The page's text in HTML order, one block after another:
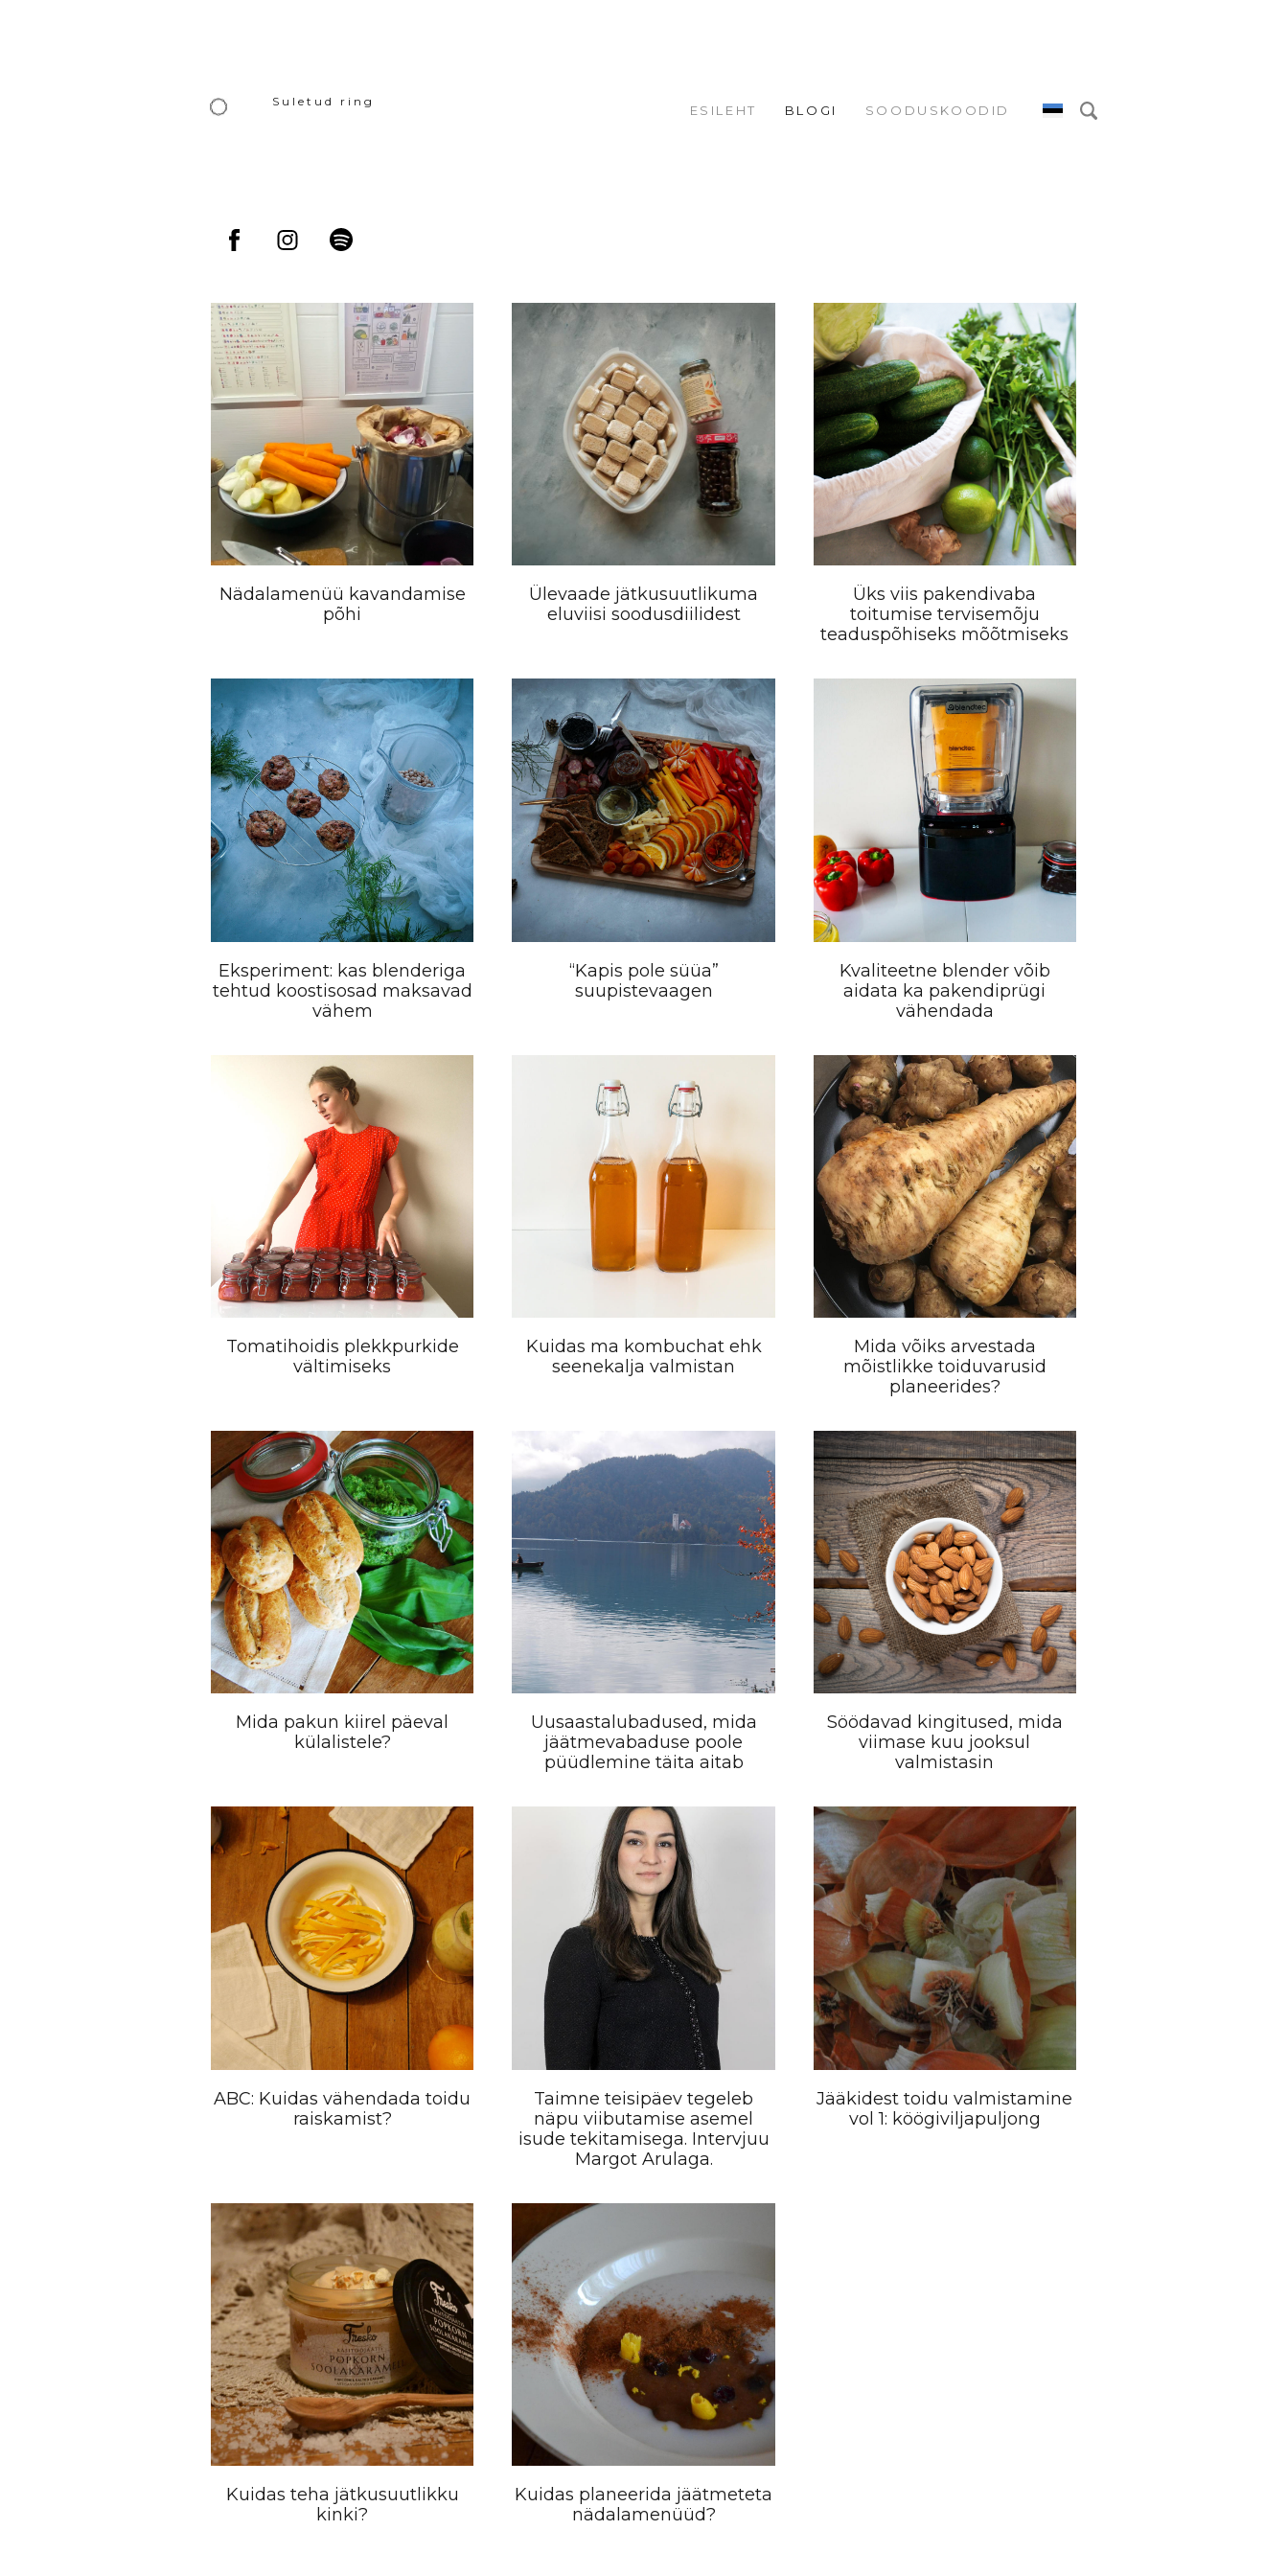
Suletud ring
ESILEHT BLOGI SOODUSKOODID
Nädalamenüü kavandamise
põhi
Ülevaade jätkusuutlikuma
eluviisi soodusdiilidest
Üks viis pakendivaba
toitumise tervisemõju
teaduspõhiseks mõõtmiseks
Eksperiment: kas blenderiga
tehtud koostisosad maksavad
vähem
“Kapis pole süüa”
suupistevaagen
Kvaliteetne blender võib
aidata ka pakendiprügi
vähendada
Tomatihoidis plekkpurkide
vältimiseks
Kuidas ma kombuchat ehk
seenekalja valmistan
Mida võiks arvestada
mõistlikke toiduvarusid
planeerides?
Mida pakun kiirel päeval
külalistele?
Uusaastalubadused, mida
jäätmevabaduse poole
püüdlemine täita aitab
Söödavad kingitused, mida
viimase kuu jooksul
valmistasin
ABC: Kuidas vähendada toidu
raiskamist?
Taimne teisipäev tegeleb
näpu viibutamise asemel
isude tekitamisega. Intervjuu
Margot Arulaga.
Jääkidest toidu valmistamine
vol 1: köögiviljapuljong
Kuidas teha jätkusuutlikku
kinki?
Kuidas planeerida jäätmeteta
nädalamenüüd?